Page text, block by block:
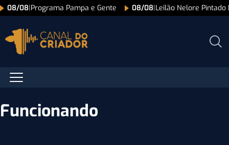
08/08|Programa Pampa e Gente 08/08|Leilão Nelore Pintado
Funcionando